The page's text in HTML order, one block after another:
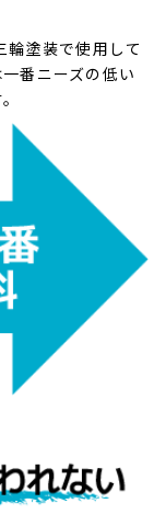
塗装で使用して
番ニーズの低い